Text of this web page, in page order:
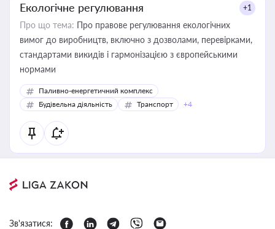
Екологічне регулювання +1
Про що тема: Про правове регулювання екологічних
вимог до виробництв, включно з дозволами, перевірками,
стандартами викидів і гармонізацією з європейськими
нормами
Паливно-енергетичний комплекс
Будівельна діяльність
Транспорт +4
Зв'язатися: